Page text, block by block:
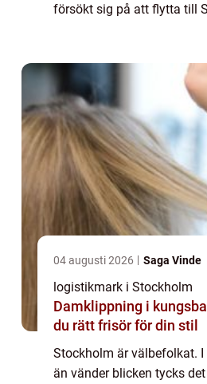
försökt sig på att flytta till
04 augusti 2026 Saga Vinde
logistikmark i Stockholm
Damklippning i kungsbacka så
du rätt frisör för din stil
Stockholm är välbefolkat.
än vänder blicken tycks